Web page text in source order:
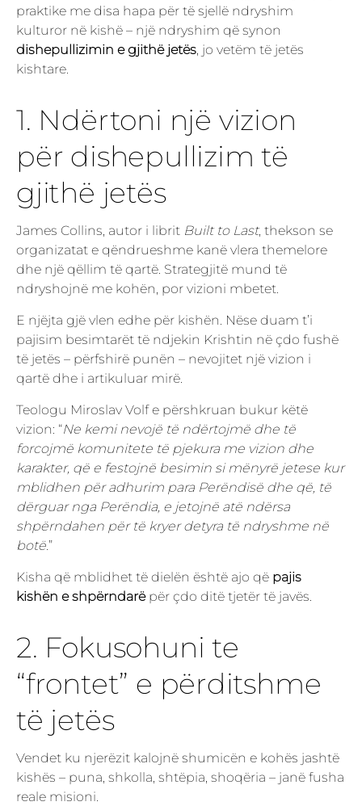
praktike me disa hapa për të sjellë ndryshim
kulturor në kishë – një ndryshim që synon
dishepullizimin e gjithë jetës, jo vetëm të jetës
kishtare.
1. Ndërtoni një vizion
për dishepullizim të
gjithë jetës
James Collins, autor i librit Built to Last, thekson se
organizatat e qëndrueshme kanë vlera themelore
dhe një qëllim të qartë. Strategjitë mund të
ndryshojnë me kohën, por vizioni mbetet.
E njëjta gjë vlen edhe për kishën. Nëse duam t’i
pajisim besimtarët të ndjekin Krishtin në çdo fushë
të jetës – përfshirë punën – nevojitet një vizion i
qartë dhe i artikuluar mirë.
Teologu Miroslav Volf e përshkruan bukur këtë
vizion: “Ne kemi nevojë të ndërtojmë dhe të
forcojmë komunitete të pjekura me vizion dhe
karakter, që e festojnë besimin si mënyrë jetese kur
mblidhen për adhurim para Perëndisë dhe që, të
dërguar nga Perëndia, e jetojnë atë ndërsa
shpërndahen për të kryer detyra të ndryshme në
botë.”
Kisha që mblidhet të dielën është ajo që pajis
kishën e shpërndarëpër çdo ditë tjetër të javës.
2. Fokusohuni te
“frontet” e përditshme
të jetës
Vendet ku njerëzit kalojnë shumicën e kohës jashtë
kishës – puna, shkolla, shtëpia, shoqëria – janë fusha
reale misioni.